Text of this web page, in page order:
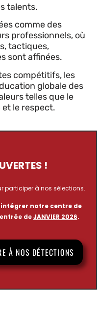
talents.
comme des
professionnels, où
tactiques,
sont affinées.
compétitifs, les
globale des
telles que le
et le respect.
!
participer à nos sélections.
notre centre de
deJANVIER 2026.
À NOS DÉTECTIONS